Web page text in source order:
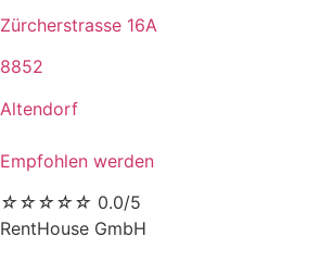
Zürcherstrasse 16A
8852
Altendorf
Empfohlen werden
☆☆☆☆☆ 0.0/5
RentHouse GmbH